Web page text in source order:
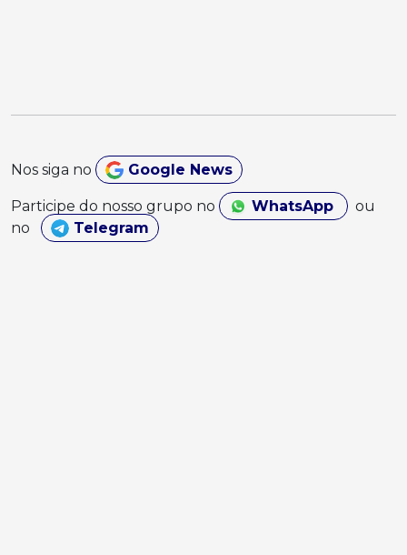
Nos siga no Google News
Participe do nosso grupo no WhatsApp
ou
no
Telegram